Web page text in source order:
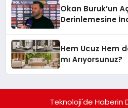
Okan Buruk’un
Derinlemesine
Hem Ucuz Hem
mı Arıyorsunuz?
Teknoloji'de Haberin